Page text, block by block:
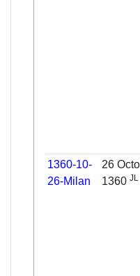
1360-10-
26-Milan
26
1360JL